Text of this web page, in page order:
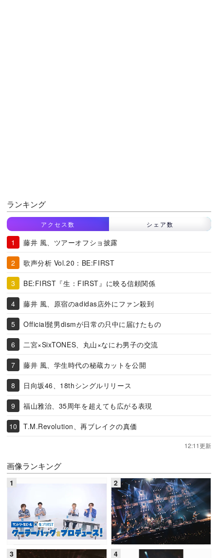
ランキング
アクセス数 シェア数
藤井 風、ツアーオフショ披露
歌声分析 Vol.20：BE:FIRST
BE:FIRST『生：FIRST』に映る信頼関係
藤井 風、原宿のadidas店外にファン殺到
Official髭男dismが日常の只中に届けたもの
二宮×SixTONES、丸山×なにわ男子の交流
藤井 風、学生時代の秘蔵カットを公開
日向坂46、18thシングルリリース
福山雅治、35周年を超えても広がる表現
T.M.Revolution、再ブレイクの真価
12:11更新
画像ランキング